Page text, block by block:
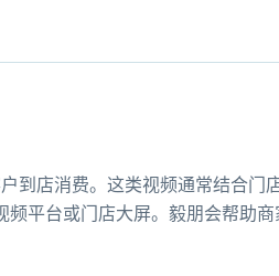
到店消费。这类视频通常结合门
平台或门店大屏。毅朋会帮助